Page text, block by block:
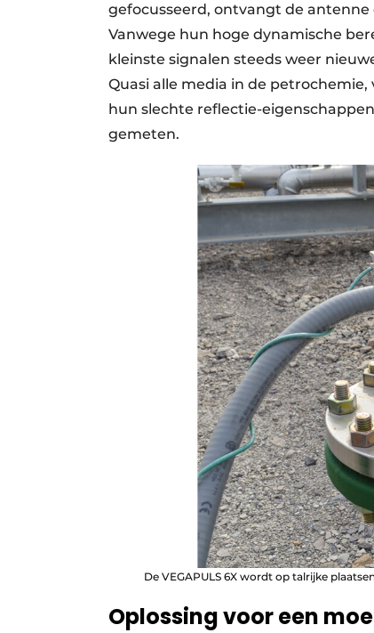
gefocusseerd, ontvangt de
Vanwege hun hoge dynamische
kleinste signalen steeds weer
Quasi alle media in de
hun slechte reflectie-
gemeten.
De VEGAPULS 6X wordt op talrijke
Oplossing voor een